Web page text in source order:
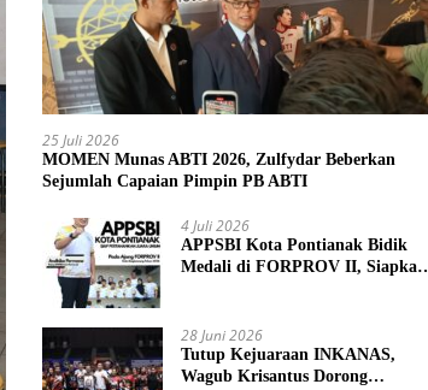
25 Juli 2026
MOMEN Munas ABTI 2026, Zulfydar Beberkan
Sejumlah Capaian Pimpin PB ABTI
4 Juli 2026
APPSBI Kota Pontianak Bidik
Medali di FORPROV II, Siapkan
28 Juni 2026
Tutup Kejuaraan INKANAS,
Wagub Krisantus Dorong